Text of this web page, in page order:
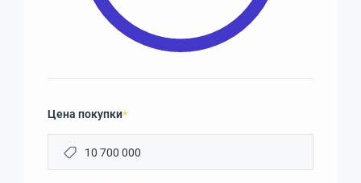
Цена покупки*